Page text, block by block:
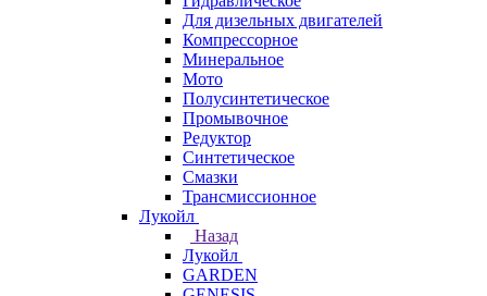
Для дизельных двигателей
Компрессорное
Минеральное
Мото
Полусинтетическое
Промывочное
Редуктор
Синтетическое
Смазки
Трансмиссионное
Лукойл
Назад
Лукойл
GARDEN